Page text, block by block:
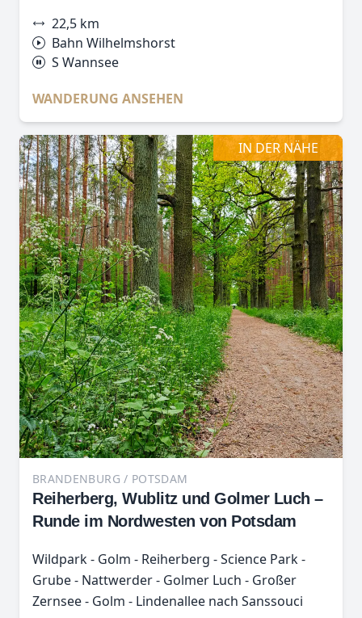
22,5 km
Bahn Wilhelmshorst
S Wannsee
WANDERUNG ANSEHEN
IN DER NÄHE
BRANDENBURG / POTSDAM
Reiherberg, Wublitz und Golmer Luch –
Runde im Nordwesten von Potsdam
Wildpark - Golm - Reiherberg - Science Park -
Grube - Nattwerder - Golmer Luch - Großer
Zernsee - Golm - Lindenallee nach Sanssouci